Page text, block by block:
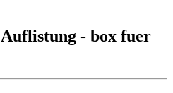
- box fuer